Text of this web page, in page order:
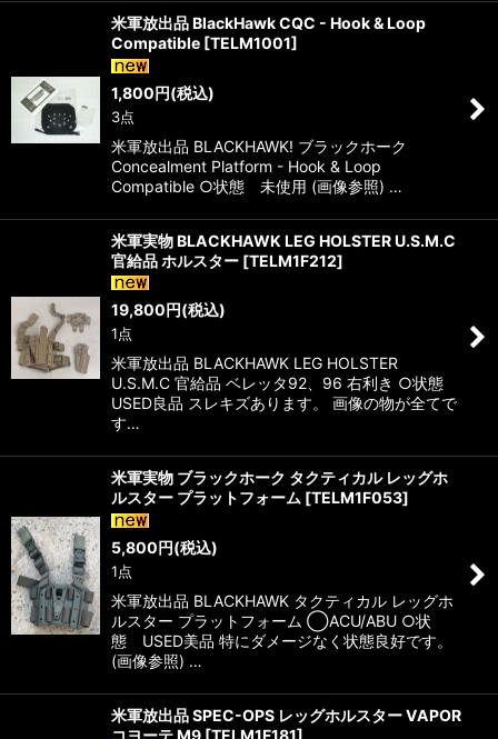
米軍放出品 BlackHawk CQC - Hook & Loop
Compatible [TELM1001]
1,800円(税込)
3点
米軍放出品 BLACKHAWK! ブラックホーク
Concealment Platform - Hook & Loop
Compatible ○状態 未使用 (画像参照) …
米軍実物 BLACKHAWK LEG HOLSTER U.S.M.C
官給品 ホルスター [TELM1F212]
19,800 円(税込)
1点
米軍放出品 BLACKHAWK LEG HOLSTER
U.S.M.C 官給品 ベレッタ92、96 右利き ○状態
USED良品 スレキズあります。 画像の物が全てで
す…
米軍実物 ブラックホーク タクティカル レッグホ
ルスター プラットフォーム [TELM1F053]
5,800円(税込)
1点
米軍放出品 BLACKHAWK タクティカル レッグホ
ルスター プラットフォーム ◯ACU/ABU ○状
態 USED美品 特にダメージなく状態良好です。
(画像参照) …
米軍放出品 SPEC-OPS レッグホルスター VAPOR